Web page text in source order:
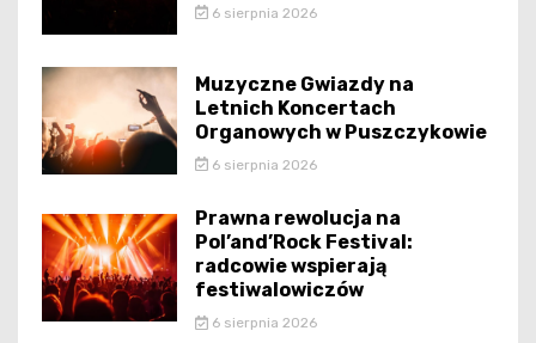
6 sierpnia 2026
Muzyczne Gwiazdy na
Letnich Koncertach
Organowych w Puszczykowie
6 sierpnia 2026
Prawna rewolucja na
Pol’and’Rock Festival:
radcowie wspierają
festiwalowiczów
6 sierpnia 2026